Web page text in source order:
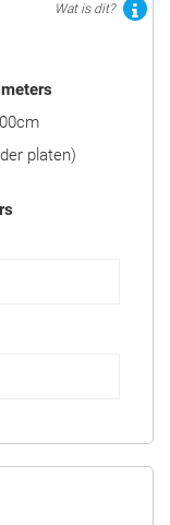
Wat is dit?
platen)